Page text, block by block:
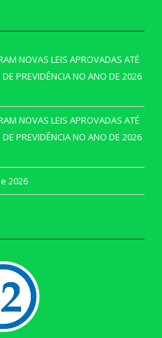
NOVAS LEIS APROVADAS ATÉ
PREVIDÊNCIA NO ANO DE 2026
NOVAS LEIS APROVADAS ATÉ
PREVIDÊNCIA NO ANO DE 2026
2026